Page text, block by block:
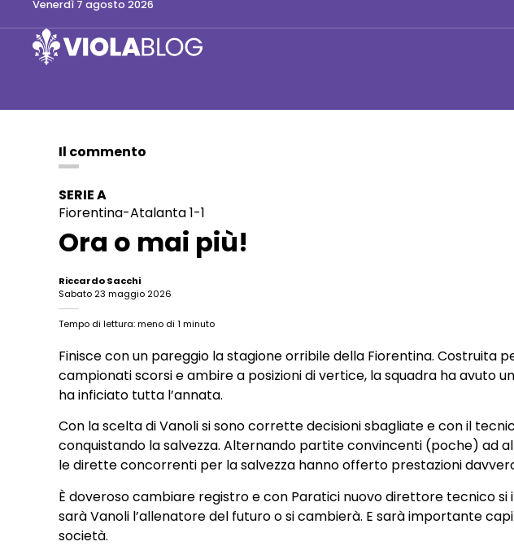
venerdì 7 agosto 2026
Il commento
SERIE A
Fiorentina-Atalanta1-1
Ora o mai più!
Riccardo Sacchi
sabato 23 maggio 2026
Tempo di lettura: meno di 1 minuto
Finisce con un pareggio la stagione orribile della Fiorentina. Costruita
campionati scorsi e ambire a posizioni di vertice, la squadra ha avuto
ha inficiato tutta l’annata.
Con la scelta di Vanoli si sono corrette decisioni sbagliate e con il
conquistando la salvezza. Alternando partite convincenti (poche) ad
le dirette concorrenti per la salvezza hanno offerto prestazioni
È doveroso cambiare registro e con Paratici nuovo direttore tecnico si
sarà Vanoli l’allenatore del futuro o si cambierà. E sarà importante
società.